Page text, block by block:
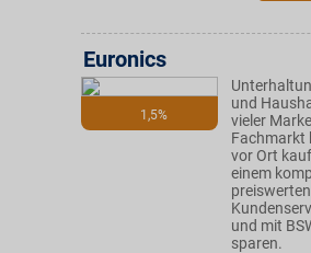
1,5%
Euronics
und
vieler
Fachmarkt
vor Ort
einem
preiswerten
und mit
sparen.